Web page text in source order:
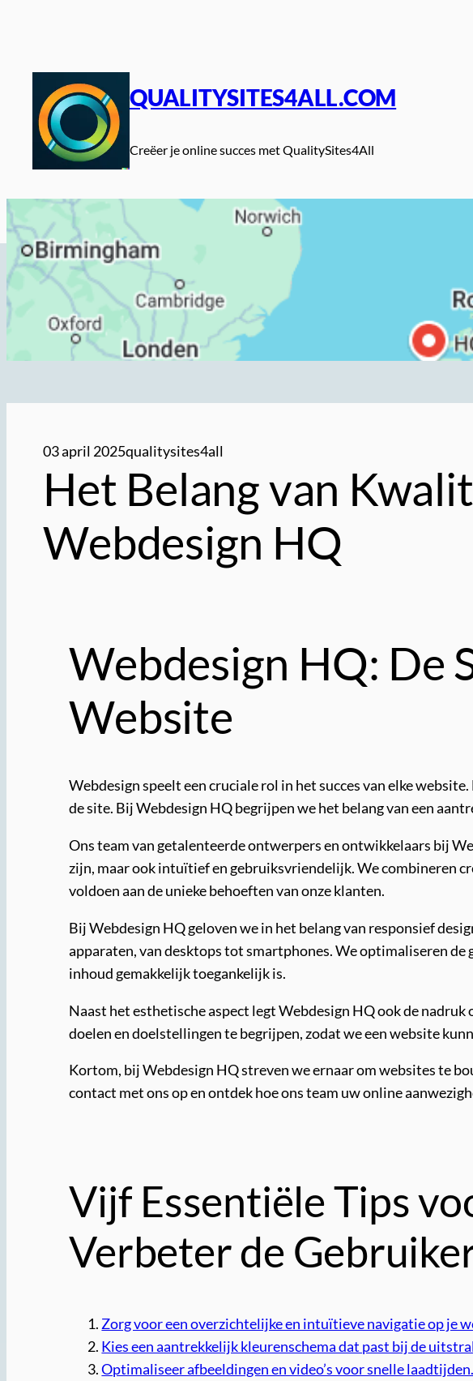
QUALITYSITES4ALL.COM
Creëer je online succes met QualitySites4All
03 april 2025qualitysites4all
Het Belang van
Webdesign HQ
Webdesign HQ: De
Website
Webdesign speelt een cruciale rol in het succes van elke
de site. Bij Webdesign HQ begrijpen we het belang van een
Ons team van getalenteerde ontwerpers en ontwikkelaars bij
zijn, maar ook intuïtief en gebruiksvriendelijk. We combineren
voldoen aan de unieke behoeften van onze klanten.
Bij Webdesign HQ geloven we in het belang van responsief
apparaten, van desktops tot smartphones. We optimaliseren
inhoud gemakkelijk toegankelijk is.
Naast het esthetische aspect legt Webdesign HQ ook de
doelen en doelstellingen te begrijpen, zodat we een website
Kortom, bij Webdesign HQ streven we ernaar om websites te
contact met ons op en ontdek hoe ons team uw online
Vijf Essentiële Tips
Verbeter de
Zorg voor een overzichtelijke en intuïtieve navigatie op je
Kies een aantrekkelijk kleurenschema dat past bij de
Optimaliseer afbeeldingen en video’s voor snelle laadtijden.